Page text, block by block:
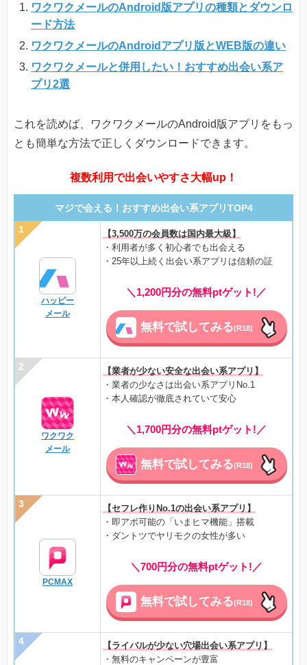
ワクワクメールのAndroid版アプリの種類とダウンロ
ード方法
ワクワクメールのAndroidアプリ版とWEB版の違い
ワクワクメールと併用したい！おすすめ出会い系ア
プリ2選
これを読めば、ワクワクメールのAndroid版アプリをもっ
とも簡単な方法で正しくダウンロードできます。
複数利用で出会いやすさ大幅up！
マジで会える！おすすめ出会い系アプリTOP4
ハッピー
メール
【3,500万の会員数は国内最大級】
・利用者が多く初心者でも出会える
・25年以上続く出会い系アプリは信頼の証
＼1,200円分の無料ptゲット!／
無料で試してみる(R18)
ワクワク
メール
【業者が少ない安全な出会い系アプリ】
・業者の少なさは出会い系アプリNo.1
・本人確認が徹底されていて安心
＼1,700円分の無料ptゲット!／
無料で試してみる(R18)
PCMAX
【セフレ作りNo.1の出会い系アプリ】
・即アポ可能の「いまヒマ機能」搭載
・ダントツでヤリモクの女性が多い
＼700円分の無料ptゲット!／
無料で試してみる(R18)
【ライバルが少ない穴場出会い系アプリ】
・無料のキャンペーンが豊富